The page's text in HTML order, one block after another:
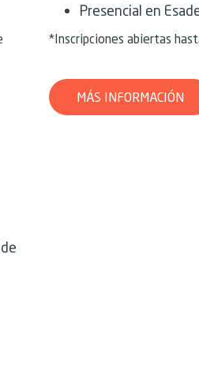
Presencial en
*Inscripciones abiertas
MÁS INFORMACIÓN